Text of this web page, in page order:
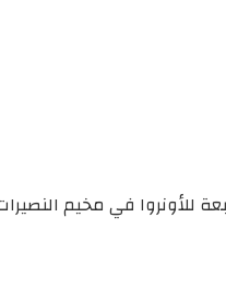
للأونروا في مخيم